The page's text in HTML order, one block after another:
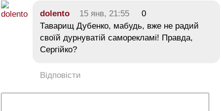
dolento 15 янв, 21:55
0
Таварищ Дубенко, мабудь, вже не радий
своїй дурнуватій саморекламі! Правда,
Сергійко?
Відповісти